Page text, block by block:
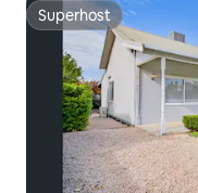
Superhost
Superhost